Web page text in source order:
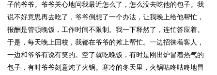
子的爷爷。爷爷关心地问我最近怎么了，怎么没去吃他的包子。我
说不好意思再去吃了，爷爷倒想了一个办法，让我晚上给他帮忙，
报酬是管顿晚饭，工作时间不限制。我一下释然了，连忙答应着。
于是，每天晚上回校，我都在爷爷的摊上帮忙。一边招徕着客人，
一边和爷爷有说有笑的。空了就吃晚饭，有时是刚出炉冒着热气的
包子，有时爷爷刻意炖了火锅。寒冷的冬天里，火锅咕咚咕咚地冒